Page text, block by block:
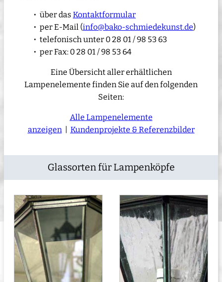
über das Kontaktformular
per E-Mail (info@bako-schmiedekunst.de)
telefonisch unter 0 28 01 / 98 53 63
per Fax: 0 28 01 / 98 53 64
Eine Übersicht aller erhältlichen
Lampenelemente finden Sie auf den folgenden
Seiten:
Alle Lampenelemente
anzeigen| Kundenprojekte & Referenzbilder
Glassorten für Lampenköpfe